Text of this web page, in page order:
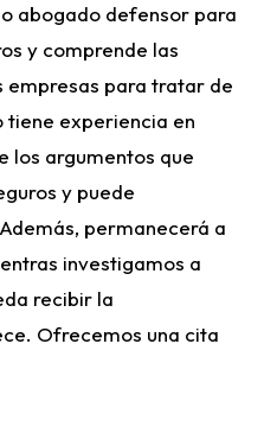
abogado defensor para
y comprende las
empresas para tratar de
tiene experiencia en
los argumentos que
y puede
permanecerá a
investigamos a
recibir la
Ofrecemos una cita